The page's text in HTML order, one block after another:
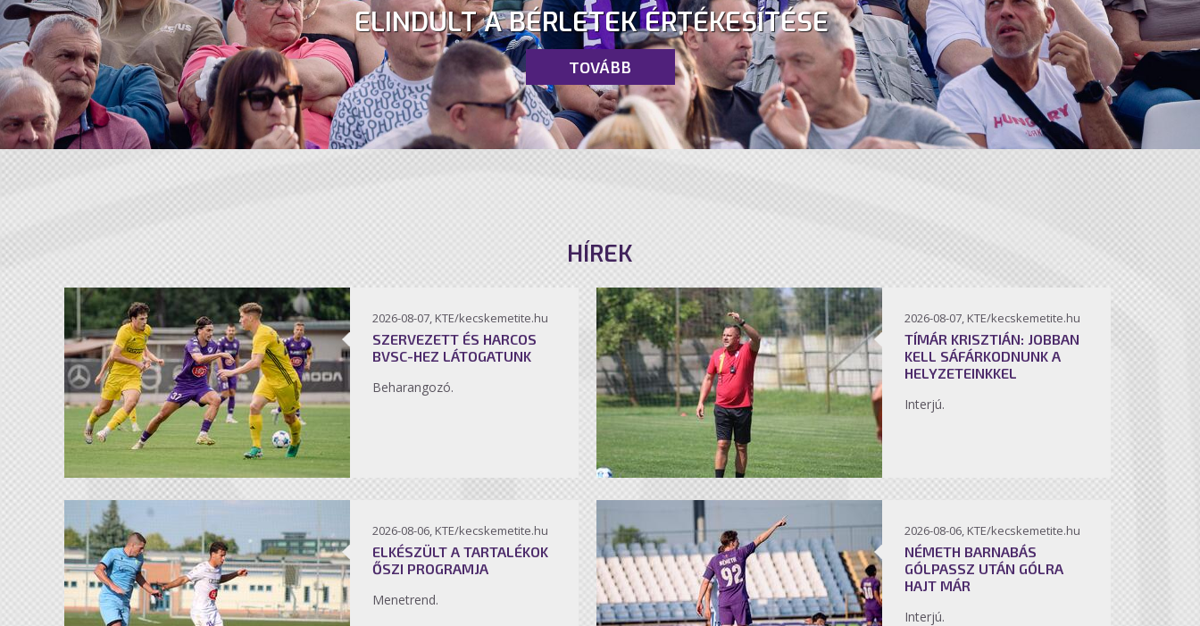
ELINDULT A BÉRLETEK ÉRTÉKESÍTÉSE
TOVÁBB
HÍREK
2026-08-07, KTE/kecskemetite.hu
SZERVEZETT ÉS HARCOS
BVSC-HEZ LÁTOGATUNK
Beharangozó.
2026-08-07, KTE/kecskemetite.hu
TÍMÁR KRISZTIÁN: JOBBAN
KELL SÁFÁRKODNUNK A
HELYZETEINKKEL
Interjú.
2026-08-06, KTE/kecskemetite.hu
ELKÉSZÜLT A TARTALÉKOK
ŐSZI PROGRAMJA
Menetrend.
2026-08-06, KTE/kecskemetite.hu
NÉMETH BARNABÁS
GÓLPASSZ UTÁN GÓLRA
HAJT MÁR
Interjú.